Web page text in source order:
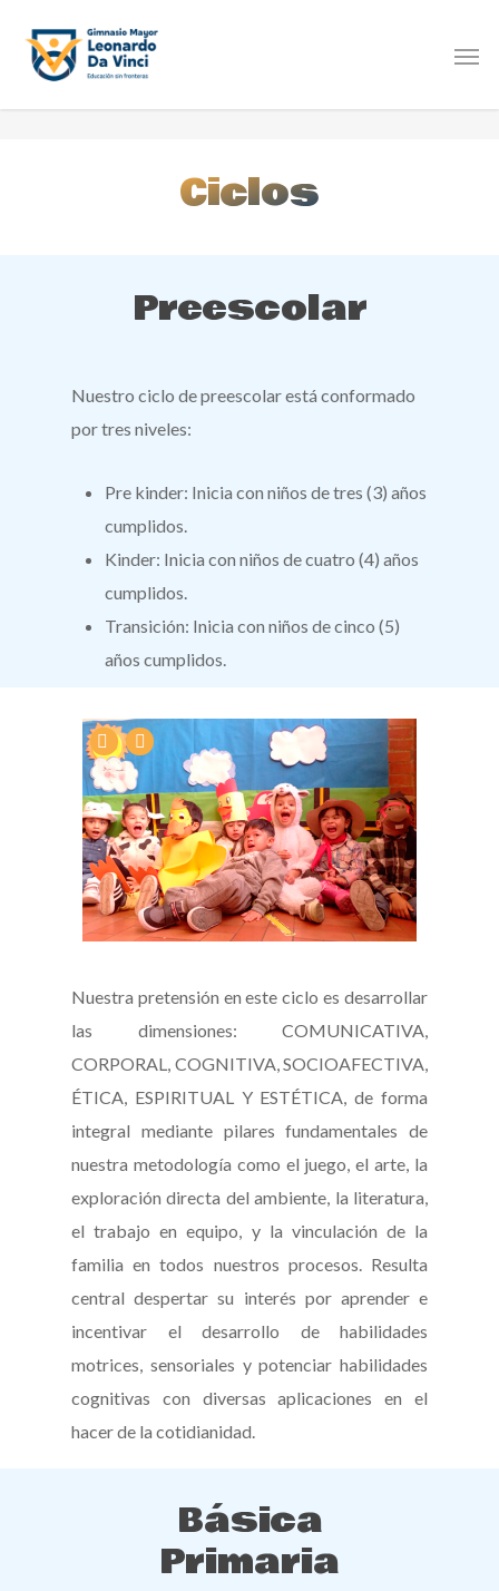
Ciclos
Preescolar
Nuestro ciclo de preescolar está conformado
por tres niveles:
Pre kinder: Inicia con niños de tres (3) años
cumplidos.
Kinder: Inicia con niños de cuatro (4) años
cumplidos.
Transición: Inicia con niños de cinco (5)
años cumplidos.
Nuestra pretensión en este ciclo es desarrollar
las dimensiones: COMUNICATIVA,
CORPORAL, COGNITIVA, SOCIOAFECTIVA,
ÉTICA, ESPIRITUAL Y ESTÉTICA, de forma
integral mediante pilares fundamentales de
nuestra metodología como el juego, el arte, la
exploración directa del ambiente, la literatura,
el trabajo en equipo, y la vinculación de la
familia en todos nuestros procesos. Resulta
central despertar su interés por aprender e
incentivar el desarrollo de habilidades
motrices, sensoriales y potenciar habilidades
cognitivas con diversas aplicaciones en el
hacer de la cotidianidad.
Básica
Primaria